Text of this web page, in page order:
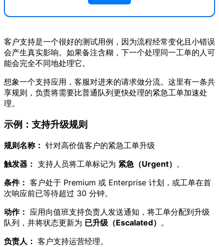
客户支持是一个很好的测试用例，因为流程经常变化且小错误
会产生真实影响。如果备注含糊，下一个处理同一工单的人可
能会完全不同地处理它。
想象一个支持应用，客服对进来的请求做分流。这里有一条共
享规则，负责将需要比普通队列更快处理的紧急工单加速处
理。
示例：支持升级规则
规则名称： 针对高价值客户的紧急工单升级
触发器： 支持人员将工单标记为 紧急（Urgent） 。
条件： 客户处于 Premium 或 Enterprise 计划，或工单在首
次响应前已等待超过 30 分钟。
动作： 应用向值班支持负责人发送通知，将工单分配到升级
队列，并将状态更新为 已升级（Escalated） 。
负责人： 客户支持运营经理。